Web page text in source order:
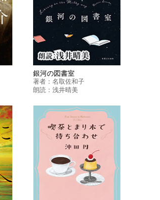
銀河の図書室
著者：名取佐和子
朗読：浅井晴美